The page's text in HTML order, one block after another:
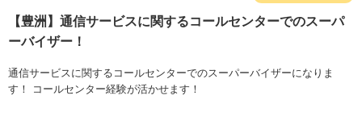
【豊洲】通信サービスに関するコールセンターでのスーパ
ーバイザー！
通信サービスに関するコールセンターでのスーパーバイザーになりま
す！ コールセンター経験が活かせます！